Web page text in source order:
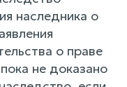
наследника о
о праве
не доказано